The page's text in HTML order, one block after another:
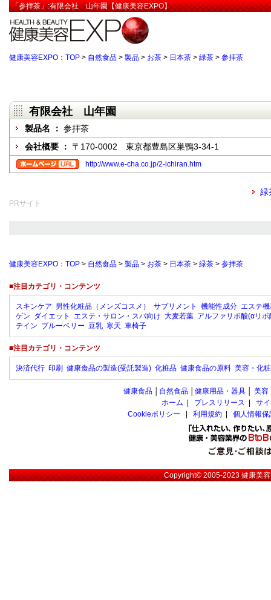
「参拝茶」:有限会社 山年園【健康美容EXPO】
健康美容EXPO：TOP > 自然食品 > 製品 > お茶 > 日本茶 > 緑茶 > 参拝茶
有限会社 山年園
製品名 ： 参拝茶
会社概要 ： 〒170-0002 東京都豊島区巣鴨3-34-1
http://www.e-cha.co.jp/2-ichiran.htm
緑
PRサイト
健康美容EXPO：TOP > 自然食品 > 製品 > お茶 > 日本茶 > 緑茶 > 参拝茶
■注目カテゴリ・コンテンツ
スキンケア 男性化粧品（メンズコスメ） サプリメント 機能性成分 エステ
ゲン ダイエット エステ・サロン・スパ向け 大麦若葉 アルファリポ酸(αリポ
テイン ブルーベリー 豆乳 寒天 車椅子
■注目カテゴリ・コンテンツ
決済代行 印刷 健康食品の製造(受託製造) 化粧品 健康食品の原料 美容・化
健康食品 自然食品 健康用品・器具 美容
ホーム
プレスリリース
サ
Cookieポリシー
利用規約 個人情報
Copyright© 2005-2023健康美